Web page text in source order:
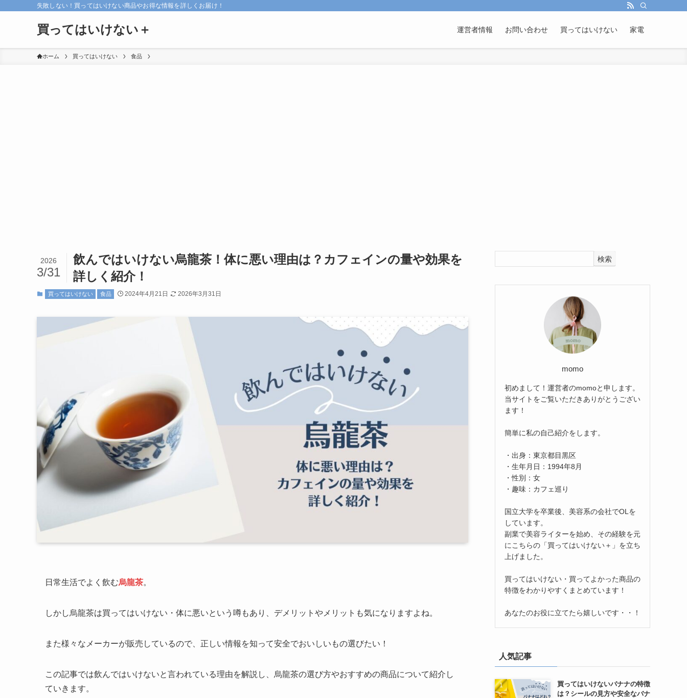
失敗しない！買ってはいけない商品やお得な情報を詳しくお届け！
買ってはいけない＋ 運営者情報 お問い合わせ 買ってはいけない 家電
ホーム 買ってはいけない 食品
飲んではいけない烏龍茶！体に悪い理由は？カフェインの量や効果を
詳しく紹介！
2026
3/31
買ってはいけない 食品 2024年4月21日 2026年3月31日
日常生活でよく飲む烏龍茶。
しかし烏龍茶は買ってはいけない・体に悪いという噂もあり、デメリットやメリットも気になりますよね。
また様々なメーカーが販売しているので、正しい情報を知って安全でおいしいもの選びたい！
この記事では飲んではいけないと言われている理由を解説し、烏龍茶の選び方やおすすめの商品について紹介し
ていきます。
検索
momo
初めまして！運営者のmomoと申します。
当サイトをご覧いただきありがとうござい
ます！
簡単に私の自己紹介をします。
・出身：東京都目黒区
・生年月日：1994年8月
・性別：女
・趣味：カフェ巡り
国立大学を卒業後、美容系の会社でOLを
しています。
副業で美容ライターを始め、その経験を元
にこちらの「買ってはいけない＋」を立ち
上げました。
買ってはいけない・買ってよかった商品の
特徴をわかりやすくまとめています！
あなたのお役に立てたら嬉しいです・・！
人気記事
買ってはいけないバナナの特徴
は？シールの見方や安全なバナ